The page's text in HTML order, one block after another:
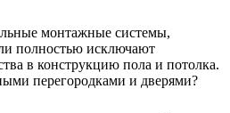
монтажные системы,
полностью исключают
в конструкцию пола и потолка.
перегородками и дверями?